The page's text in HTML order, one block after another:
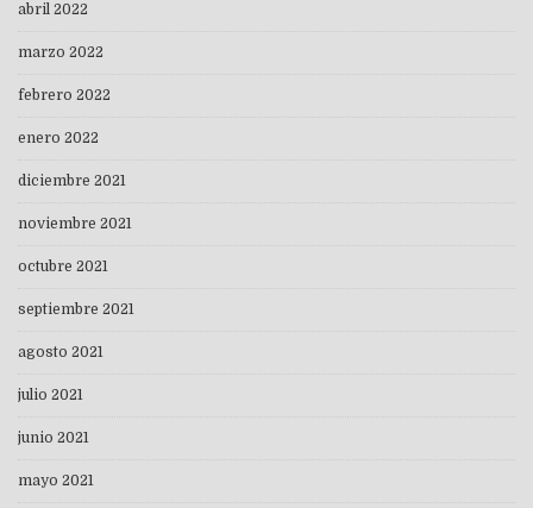
abril 2022
marzo 2022
febrero 2022
enero 2022
diciembre 2021
noviembre 2021
octubre 2021
septiembre 2021
agosto 2021
julio 2021
junio 2021
mayo 2021